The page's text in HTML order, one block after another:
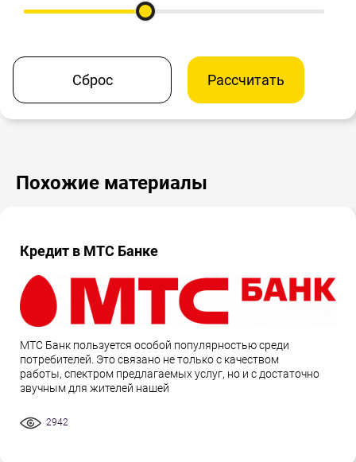
Сброс Рассчитать
Похожие материалы
Кредит в МТС Банке
МТС Банк пользуется особой популярностью среди
потребителей. Это связано не только с качеством
работы, спектром предлагаемых услуг, но и с достаточно
звучным для жителей нашей
2942